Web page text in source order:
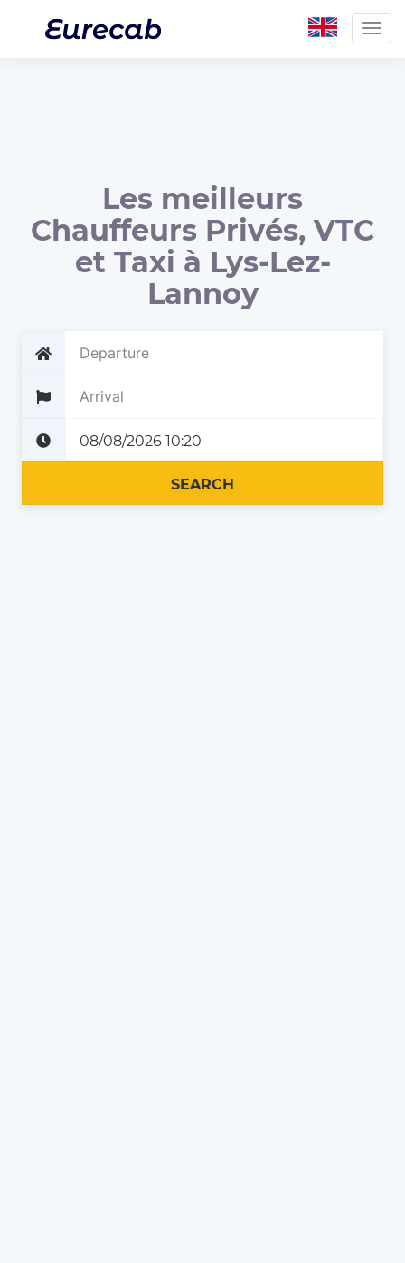
Les meilleurs
Chauffeurs Privés, VTC
et Taxi à Lys-Lez-
Lannoy
SEARCH